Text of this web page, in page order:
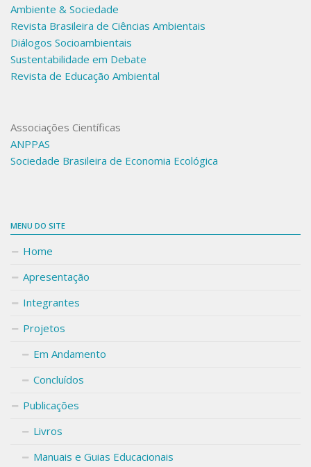
Ambiente & Sociedade
Revista Brasileira de Ciências Ambientais
Diálogos Socioambientais
Sustentabilidade em Debate
Revista de Educação Ambiental
Associações Científicas
ANPPAS
Sociedade Brasileira de Economia Ecológica
MENU DO SITE
Home
Apresentação
Integrantes
Projetos
Em Andamento
Concluídos
Publicações
Livros
Manuais e Guias Educacionais